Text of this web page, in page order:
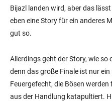
Bijazl landen wird, aber das
eben eine Story für ein anderes
gut so.
Allerdings geht der Story, wie
denn das große Finale ist nur
Feuergefecht, die Bösen
aus der Handlung katapultiert.